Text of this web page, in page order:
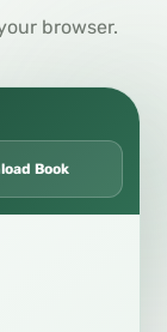
browser.
Book